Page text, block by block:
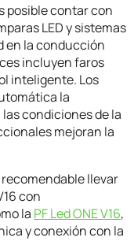
posible contar con
LED y sistemas
en la conducción
incluyen faros
inteligente. Los
la
condiciones de la
mejoran la
llevar
con
la PF Led ONE V16,
y conexión con la